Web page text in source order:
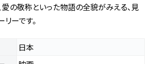
愛の敬称といった物語の全貌がみえる、見
ーです。
日本